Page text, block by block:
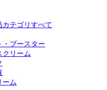
カテゴリすべて
・ブースター
クリーム
ーム